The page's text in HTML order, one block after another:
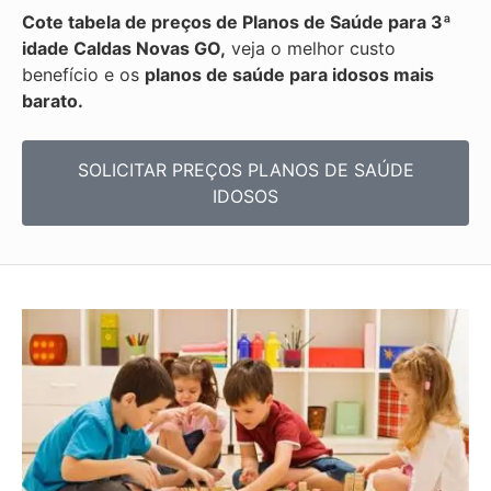
Cote tabela de preços de Planos de Saúde para 3ª
idade Caldas Novas GO, veja o melhor custo
benefício e os planos de saúde para idosos mais
barato.
SOLICITAR PREÇOS PLANOS DE SAÚDE
IDOSOS